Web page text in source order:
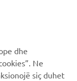
le norme
dhe
Ne
siç duhet